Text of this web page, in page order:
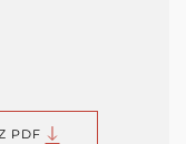
PDF